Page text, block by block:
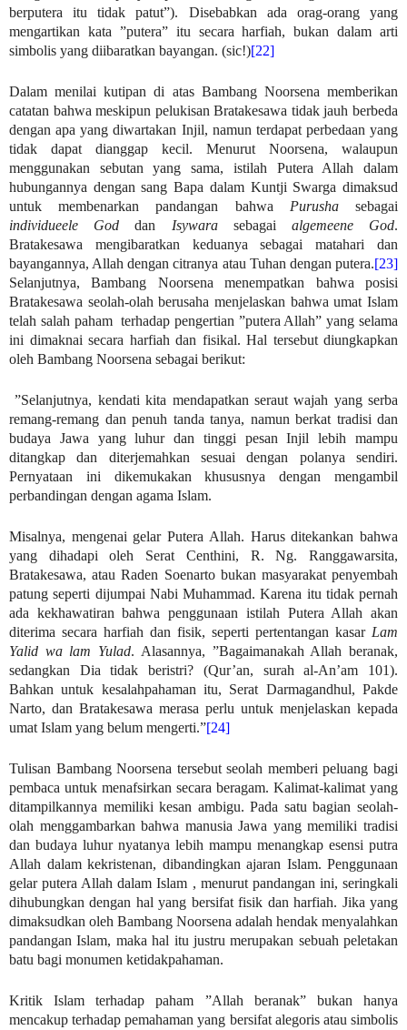
berputera itu tidak patut”). Disebabkan ada orag-orang yang
mengartikan kata ”putera” itu secara harfiah, bukan dalam arti
simbolis yang diibaratkan bayangan. (sic!)[22]
Dalam menilai kutipan di atas Bambang Noorsena memberikan
catatan bahwa meskipun pelukisan Bratakesawa tidak jauh berbeda
dengan apa yang diwartakan Injil, namun terdapat perbedaan yang
tidak dapat dianggap kecil. Menurut Noorsena, walaupun
menggunakan sebutan yang sama, istilah Putera Allah dalam
hubungannya dengan sang Bapa dalam Kuntji Swarga dimaksud
untuk membenarkan pandangan bahwa Purushasebagai
individueele God dan Isywarasebagai algemeene God.
Bratakesawa mengibaratkan keduanya sebagai matahari dan
bayangannya, Allah dengan citranya atau Tuhan dengan putera.[23]
Selanjutnya, Bambang Noorsena menempatkan bahwa posisi
Bratakesawa seolah-olah berusaha menjelaskan bahwa umat Islam
telah salah paham terhadap pengertian ”putera Allah” yang selama
ini dimaknai secara harfiah dan fisikal. Hal tersebut diungkapkan
oleh Bambang Noorsena sebagai berikut:
”Selanjutnya, kendati kita mendapatkan seraut wajah yang serba
remang-remang dan penuh tanda tanya, namun berkat tradisi dan
budaya Jawa yang luhur dan tinggi pesan Injil lebih mampu
ditangkap dan diterjemahkan sesuai dengan polanya sendiri.
Pernyataan ini dikemukakan khususnya dengan mengambil
perbandingan dengan agama Islam.
Misalnya, mengenai gelar Putera Allah. Harus ditekankan bahwa
yang dihadapi oleh Serat Centhini, R. Ng. Ranggawarsita,
Bratakesawa, atau Raden Soenarto bukan masyarakat penyembah
patung seperti dijumpai Nabi Muhammad. Karena itu tidak pernah
ada kekhawatiran bahwa penggunaan istilah Putera Allah akan
diterima secara harfiah dan fisik, seperti pertentangan kasar Lam
Yalid wa lam Yulad. Alasannya, ”Bagaimanakah Allah beranak,
sedangkan Dia tidak beristri? (Qur’an, surah al-An’am 101).
Bahkan untuk kesalahpahaman itu, Serat Darmagandhul, Pakde
Narto, dan Bratakesawa merasa perlu untuk menjelaskan kepada
umat Islam yang belum mengerti.”[24]
Tulisan Bambang Noorsena tersebut seolah memberi peluang bagi
pembaca untuk menafsirkan secara beragam. Kalimat-kalimat yang
ditampilkannya memiliki kesan ambigu. Pada satu bagian seolah-
olah menggambarkan bahwa manusia Jawa yang memiliki tradisi
dan budaya luhur nyatanya lebih mampu menangkap esensi putra
Allah dalam kekristenan, dibandingkan ajaran Islam. Penggunaan
gelar putera Allah dalam Islam , menurut pandangan ini, seringkali
dihubungkan dengan hal yang bersifat fisik dan harfiah. Jika yang
dimaksudkan oleh Bambang Noorsena adalah hendak menyalahkan
pandangan Islam, maka hal itu justru merupakan sebuah peletakan
batu bagi monumen ketidakpahaman.
Kritik Islam terhadap paham ”Allah beranak” bukan hanya
mencakup terhadap pemahaman yang bersifat alegoris atau simbolis